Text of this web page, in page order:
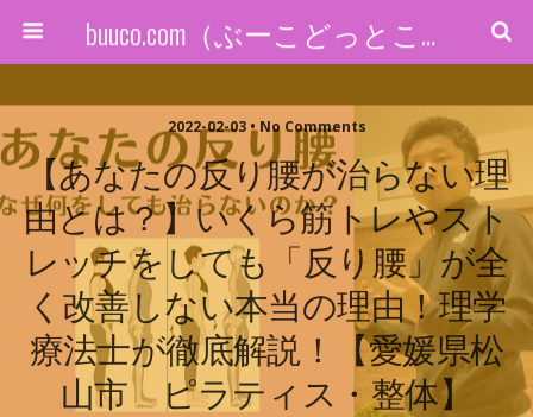
buuco.com（ぶーこどっとこむ）
2022-02-03 • No Comments
【あなたの反り腰が治らない理
由とは？】いくら筋トレやスト
レッチをしても「反り腰」が全
く改善しない本当の理由！理学
療法士が徹底解説！【愛媛県松
山市 ピラティス・整体】